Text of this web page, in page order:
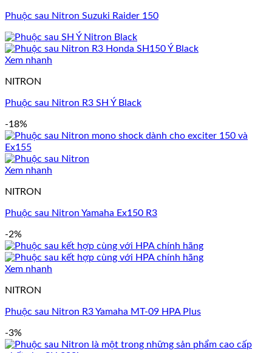
Phuộc sau Nitron Suzuki Raider 150
Xem nhanh
NITRON
Phuộc sau Nitron R3 SH Ý Black
-18%
Xem nhanh
NITRON
Phuộc sau Nitron Yamaha Ex150 R3
-2%
Xem nhanh
NITRON
Phuộc sau Nitron R3 Yamaha MT-09 HPA Plus
-3%